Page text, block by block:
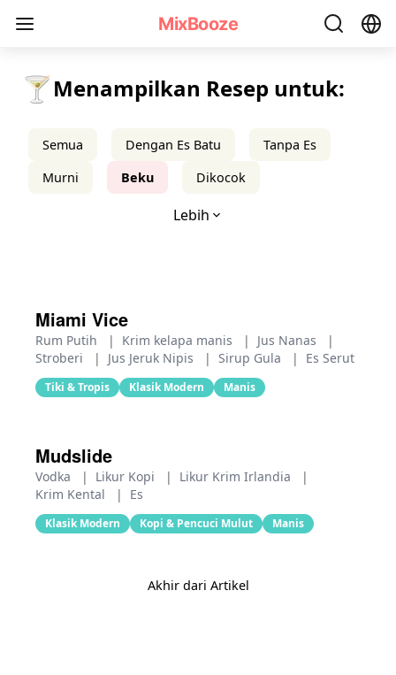
MixBooze
🍸Menampilkan Resep untuk:
Semua Dengan Es Batu
Tanpa Es
Murni
Beku Dikocok
Lebih
Miami Vice
Rum Putih | Krim kelapa manis | Jus Nanas
|
Stroberi
| Jus Jeruk Nipis | Sirup Gula | Es Serut
Tiki & Tropis Klasik Modern Manis
Mudslide
Vodka | Likur Kopi | Likur Krim Irlandia
|
Krim Kental
| Es
Klasik Modern Kopi & Pencuci Mulut Manis
Akhir dari Artikel